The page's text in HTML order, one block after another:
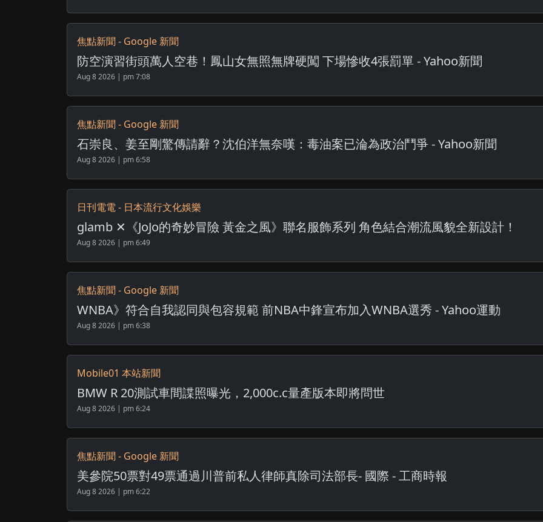
焦點新聞 - Google 新聞
防空演習街頭萬人空巷！鳳山女無照無牌硬闖 下場慘收4張罰單 - Yahoo新聞
Aug 8 2026 | pm 7:08
焦點新聞 - Google 新聞
石崇良、姜至剛驚傳請辭？沈伯洋無奈嘆：毒油案已淪為政治鬥爭 - Yahoo新聞
Aug 8 2026 | pm 6:58
日刊電電 - 日本流行文化娛樂
glamb ✕《JoJo的奇妙冒險 黃金之風》聯名服飾系列 角色結合潮流風貌全新設計！
Aug 8 2026 | pm 6:49
焦點新聞 - Google 新聞
WNBA》符合自我認同與包容規範 前NBA中鋒宣布加入WNBA選秀 - Yahoo運動
Aug 8 2026 | pm 6:38
Mobile01 本站新聞
BMW R 20測試車間諜照曝光，2,000c.c量產版本即將問世
Aug 8 2026 | pm 6:24
焦點新聞 - Google 新聞
美參院50票對49票通過川普前私人律師真除司法部長- 國際 - 工商時報
Aug 8 2026 | pm 6:22